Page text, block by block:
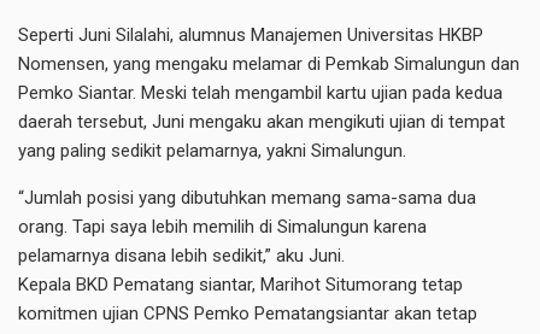
Seperti Juni Silalahi, alumnus Manajemen Universitas HKBP
Nomensen, yang mengaku melamar di Pemkab Simalungun dan
Pemko Siantar. Meski telah mengambil kartu ujian pada kedua
daerah tersebut, Juni mengaku akan mengikuti ujian di tempat
yang paling sedikit pelamarnya, yakni Simalungun.
“Jumlah posisi yang dibutuhkan memang sama-sama dua
orang. Tapi saya lebih memilih di Simalungun karena
pelamarnya disana lebih sedikit,” aku Juni.
Kepala BKD Pematang siantar, Marihot Situmorang tetap
komitmen ujian CPNS Pemko Pematangsiantar akan tetap